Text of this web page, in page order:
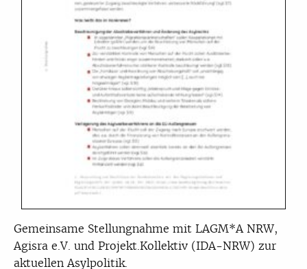
Gemeinsame Stellungnahme mit LAGM*A NRW,
Agisra e.V. und Projekt.Kollektiv (IDA-NRW) zur
aktuellen Asylpolitik.